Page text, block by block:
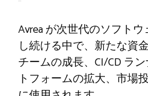
Avrea が次世代のソフト
し続ける中で、新たな資
チームの成長、CI/CD ラ
トフォームの拡大、市場